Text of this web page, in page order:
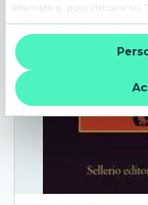
alternativa, puoi cliccare su
le categorie di cookie che
“X” le impostazioni
quindi la navigazione può
strumenti di tracciamento
ulteriori informazioni: